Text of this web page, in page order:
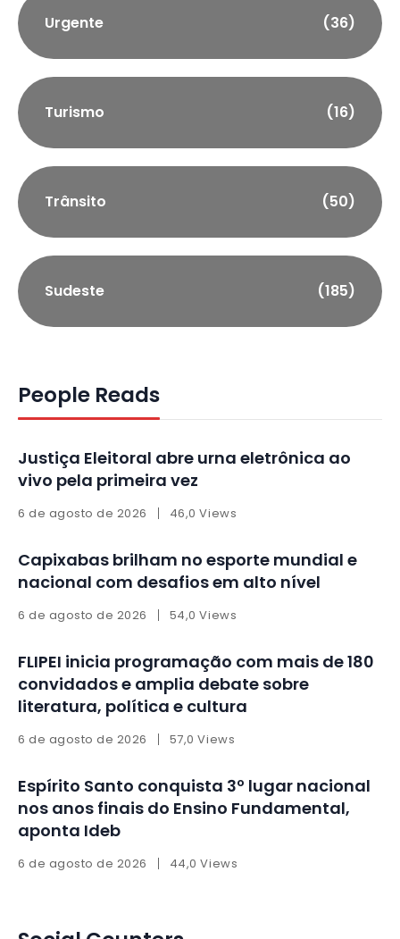
Urgente (36)
Turismo (16)
Trânsito (50)
Sudeste (185)
People Reads
Justiça Eleitoral abre urna eletrônica ao
vivo pela primeira vez
6 de agosto de 2026 46,0 Views
Capixabas brilham no esporte mundial e
nacional com desafios em alto nível
6 de agosto de 2026 54,0 Views
FLIPEI inicia programação com mais de 180
convidados e amplia debate sobre
literatura, política e cultura
6 de agosto de 2026 57,0 Views
Espírito Santo conquista 3º lugar nacional
nos anos finais do Ensino Fundamental,
aponta Ideb
6 de agosto de 2026 44,0 Views